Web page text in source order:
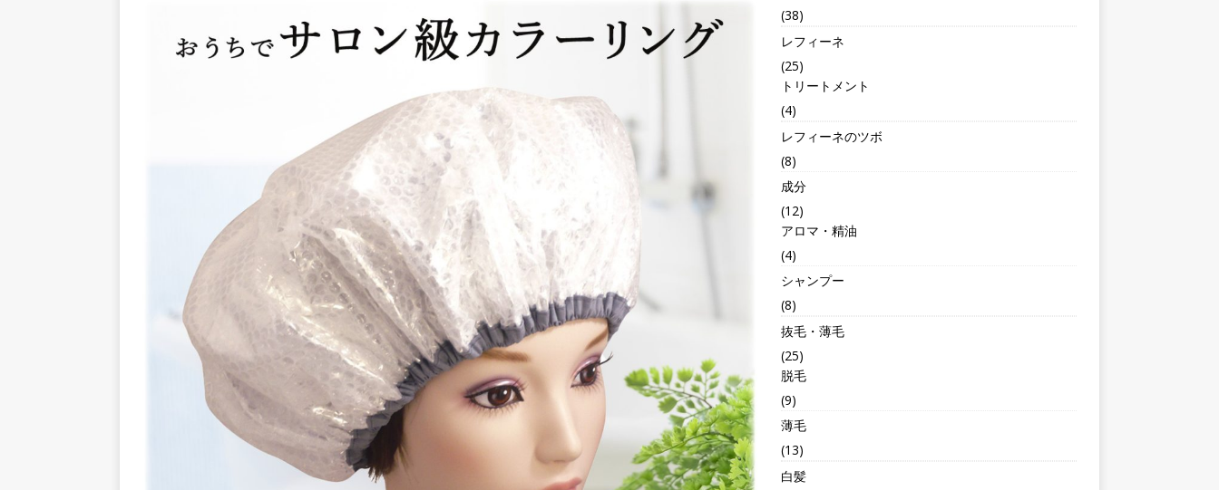
(38)
レフィーネ
(25)
トリートメント
(4)
レフィーネのツボ
(8)
成分
(12)
アロマ・精油
(4)
シャンプー
(8)
抜毛・薄毛
(25)
脱毛
(9)
薄毛
(13)
白髪